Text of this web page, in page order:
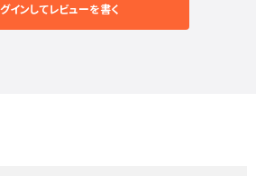
インしてレビューを書く